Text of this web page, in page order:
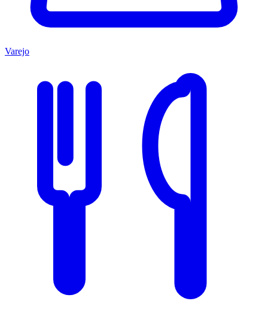
Varejo